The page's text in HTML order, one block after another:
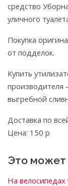
средство
уличного
Покупка
от подделок.
Купить
производителя
выгребной
Доставка по
Цена: 150 р
Это может
На велосипедах